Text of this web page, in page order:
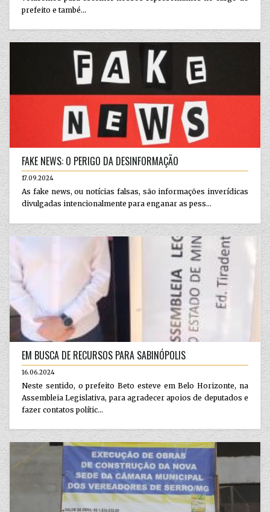
prefeito e també...
FAKE NEWS: O PERIGO DA DESINFORMAÇÃO
17.09.2024
As fake news, ou notícias falsas, são informações inverídicas
divulgadas intencionalmente para enganar as pess...
EM BUSCA DE RECURSOS PARA SABINÓPOLIS
16.06.2024
Neste sentido, o prefeito Beto esteve em Belo Horizonte, na
Assembleia Legislativa, para agradecer apoios de deputados e
fazer contatos polític...